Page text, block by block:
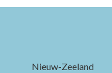
Nieuw-Zeeland